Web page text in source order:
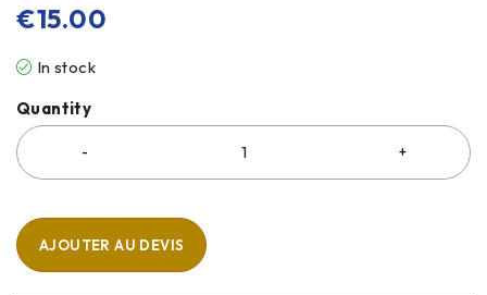
€15.00
In stock
Quantity
AJOUTER AU DEVIS